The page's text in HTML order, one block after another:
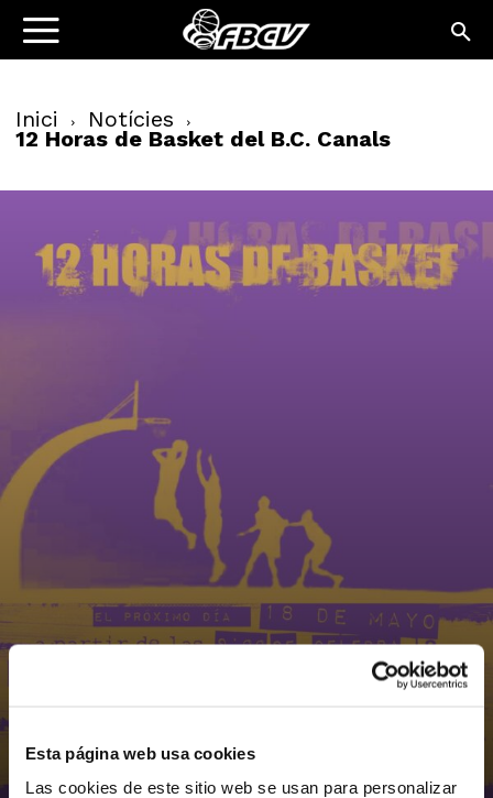
Esta página web usa cookies
Las cookies de este sitio web se usan para personalizar
Inici Notícies
12 Horas de Basket del B.C. Canals
NOTÍCIES